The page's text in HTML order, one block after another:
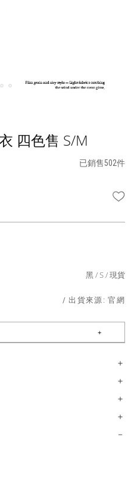
四色售 S/M
已銷售502件
黑 S 現貨
/ 出貨來源:官網